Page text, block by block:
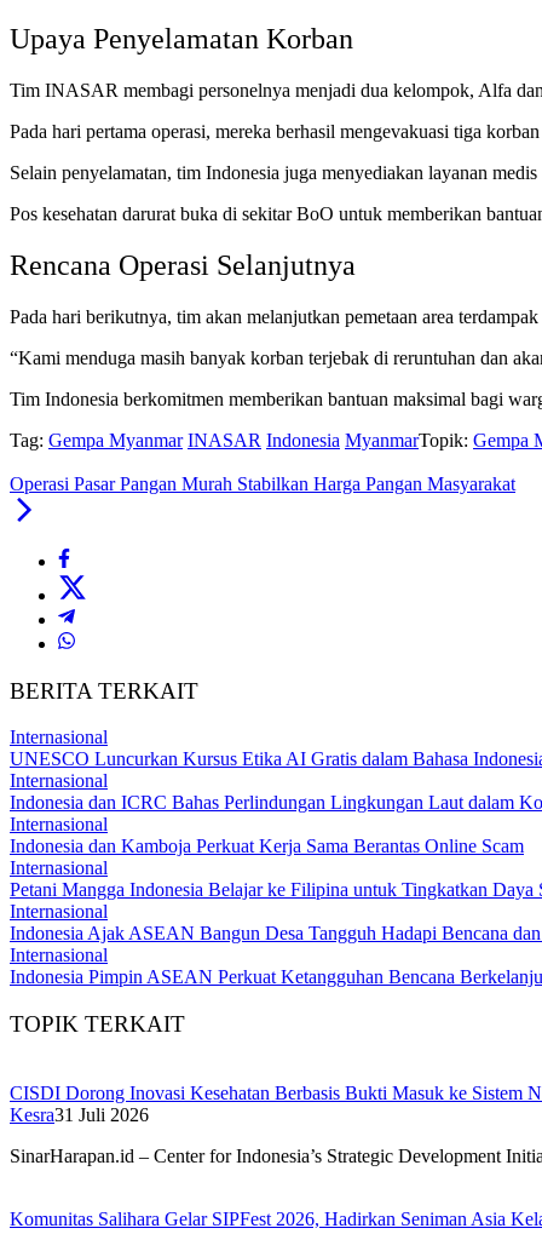
Upaya Penyelamatan Korban
Tim INASAR membagi personelnya menjadi dua kelompok, Alfa
Pada hari pertama operasi, mereka berhasil mengevakuasi tiga
Selain penyelamatan, tim Indonesia juga menyediakan layanan
Pos kesehatan darurat buka di sekitar BoO untuk memberikan
Rencana Operasi Selanjutnya
Pada hari berikutnya, tim akan melanjutkan pemetaan area
“Kami menduga masih banyak korban terjebak di reruntuhan dan
Tim Indonesia berkomitmen memberikan bantuan maksimal bagi
Tag: Gempa Myanmar INASAR Indonesia MyanmarTopik: Gempa
Operasi Pasar Pangan Murah Stabilkan Harga Pangan Masyarakat
BERITA TERKAIT
Internasional
UNESCO Luncurkan Kursus Etika AI Gratis dalam Bahasa
Internasional
Indonesia dan ICRC Bahas Perlindungan Lingkungan Laut dalam
Internasional
Indonesia dan Kamboja Perkuat Kerja Sama Berantas Online Scam
Internasional
Petani Mangga Indonesia Belajar ke Filipina untuk Tingkatkan Daya
Internasional
Indonesia Ajak ASEAN Bangun Desa Tangguh Hadapi Bencana
Internasional
Indonesia Pimpin ASEAN Perkuat Ketangguhan Bencana
TOPIK TERKAIT
CISDI Dorong Inovasi Kesehatan Berbasis Bukti Masuk ke Sistem
Kesra31 Juli 2026
SinarHarapan.id – Center for Indonesia’s Strategic Development
Komunitas Salihara Gelar SIPFest 2026, Hadirkan Seniman Asia